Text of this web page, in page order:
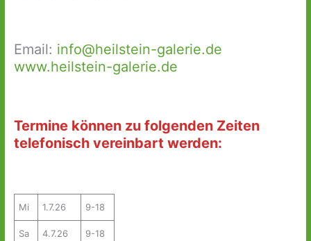
Email: info@heilstein-galerie.de
www.heilstein-galerie.de
Termine können zu folgenden Zeiten
telefonisch vereinbart werden:
Mi 1.7.26 9-18
Sa 4.7.26 9-18